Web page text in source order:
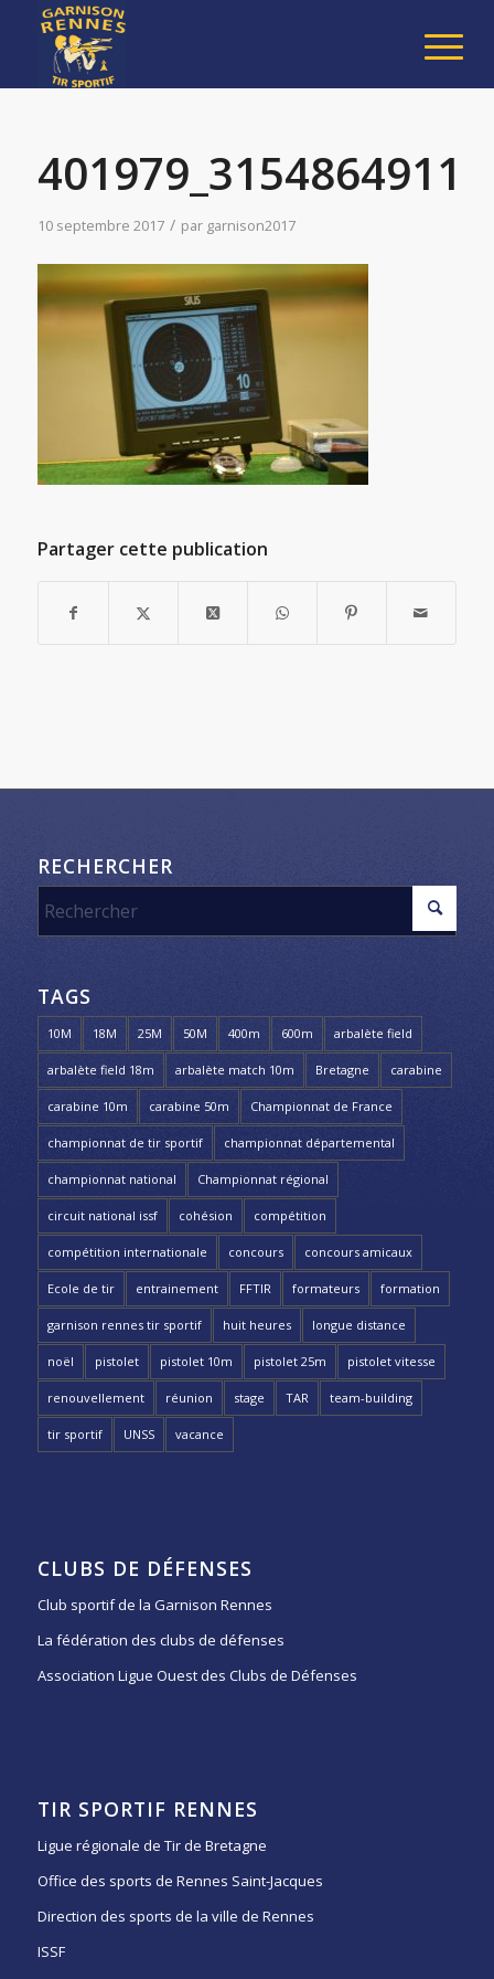
10 septembre 2017 / par garnison2017
Partager cette publication
RECHERCHER
TAGS
10M 18M 25M 50M 400m 600m arbalète field
arbalète field 18m arbalète match 10m Bretagne carabine
carabine 10m carabine 50m Championnat de France
championnat de tir sportif championnat départemental
championnat national Championnat régional
circuit national issf cohésion compétition
compétition internationale concours concours amicaux
Ecole de tir entrainement FFTIR formateurs formation
garnison rennes tir sportif huit heures longue distance
noël pistolet pistolet 10m pistolet 25m pistolet vitesse
renouvellement réunion stage TAR team-building
tir sportif UNSS vacance
CLUBS DE DÉFENSES
Club sportif de la Garnison Rennes
La fédération des clubs de défenses
Association Ligue Ouest des Clubs de Défenses
TIR SPORTIF RENNES
Ligue régionale de Tir de Bretagne
Office des sports de Rennes Saint-Jacques
Direction des sports de la ville de Rennes
ISSF